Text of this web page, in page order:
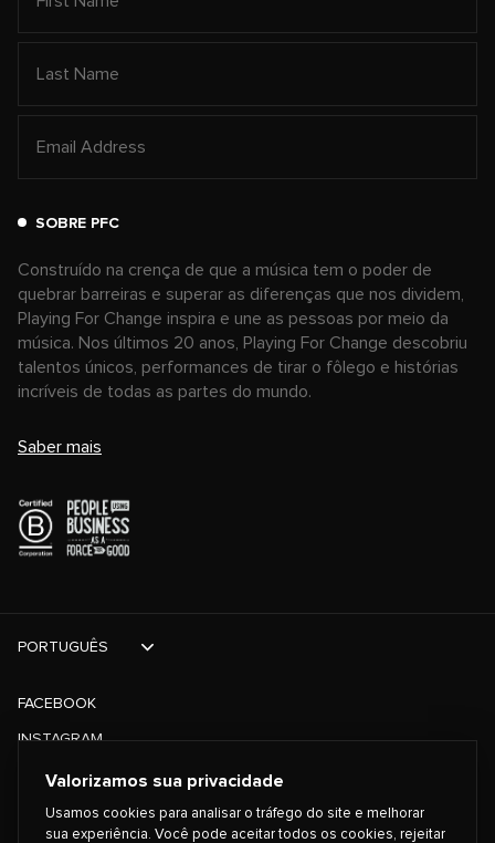
SOBRE PFC
Construído na crença de que a música tem o poder de
quebrar barreiras e superar as diferenças que nos dividem,
Playing For Change inspira e une as pessoas por meio da
música. Nos últimos 20 anos, Playing For Change descobriu
talentos únicos, performances de tirar o fôlego e histórias
incríveis de todas as partes do mundo.
Saber mais
FACEBOOK
INSTAGRAM
TIKTOK
TWITTER
PORTUGUÊS
Valorizamos sua privacidade
Usamos cookies para analisar o tráfego do site e melhorar
sua experiência. Você pode aceitar todos os cookies, rejeitar